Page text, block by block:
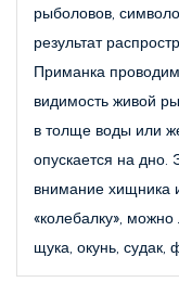
рыболовов,
результат
Приманка
видимость живой
в толще воды или
опускается на дно.
внимание хищника
«колебалку»,
щука, окунь, судак,